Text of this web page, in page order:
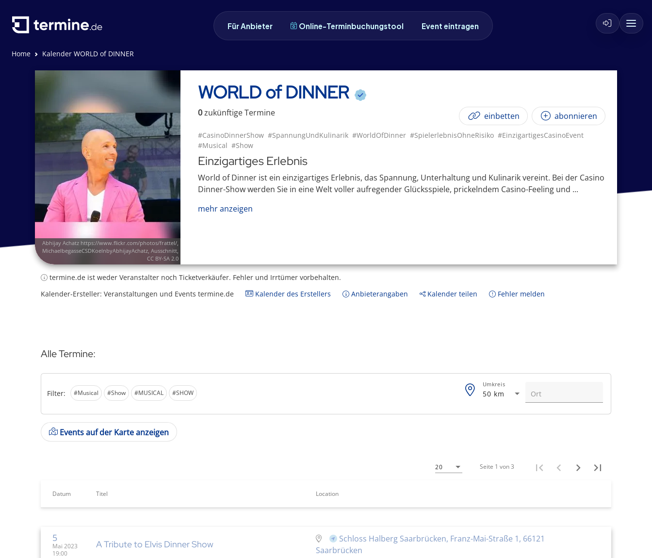
Für Anbieter Online-Terminbuchungstool Event eintragen
Home Kalender WORLD of DINNER
Abhijay Achatz https://www.flickr.com/photos/frattel/,
MichaelbegasseCSDKoelnbyAbhijayAchatz, Ausschnitt,
CC BY-SA 2.0
WORLD of DINNER
0zukünftigeTermine einbetten abonnieren
#CasinoDinnerShow #SpannungUndKulinarik #WorldOfDinner #SpielerlebnisOhneRisiko #EinzigartigesCasinoEvent
#Musical #Show
Einzigartiges Erlebnis
World of Dinner ist ein einzigartiges Erlebnis, das Spannung, Unterhaltung und Kulinarik vereint. Bei der Casino
Dinner-Show werden Sie in eine Welt voller aufregender Glücksspiele, prickelndem Casino-Feeling und ...
mehr anzeigen
termine.de ist weder Veranstalter noch Ticketverkäufer. Fehler und Irrtümer vorbehalten.
Kalender-Ersteller: Veranstaltungen und Events termine.de
Kalender des Erstellers Anbieterangaben Kalender teilen Fehler melden
Alle Termine:
Filter: #Musical #Show #MUSICAL #SHOW 50 km
Umkreis
Events auf der Karte anzeigen
20 Seite 1 von 3
Datum Titel Location
5
Mai 2023
19:00
A Tribute to Elvis Dinner Show
Schloss Halberg Saarbrücken, Franz-Mai-Straße 1, 66121
Saarbrücken